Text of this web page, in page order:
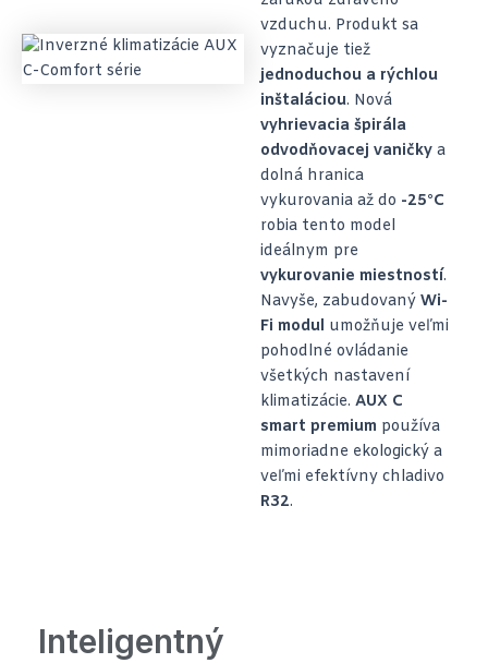
vzduchu. Produkt sa
vyznačuje tiež
jednoduchou a rýchlou
inštaláciou. Nová
vyhrievacia špirála
odvodňovacej vaničky a
dolná hranica
vykurovania až do -25°C
robia tento model
ideálnym pre
vykurovanie miestností.
Navyše, zabudovaný Wi-
Fi modul umožňuje veľmi
pohodlné ovládanie
všetkých nastavení
klimatizácie. AUX C
smart premium používa
mimoriadne ekologický a
veľmi efektívny chladivo
R32.
Inteligentný